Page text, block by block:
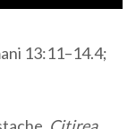
13:11​–14.4;